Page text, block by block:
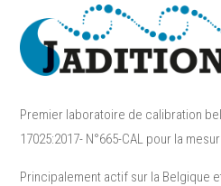
Premier laboratoire de calibration
17025:2017- N°665-CAL pour la
Principalement actif sur la Belgique